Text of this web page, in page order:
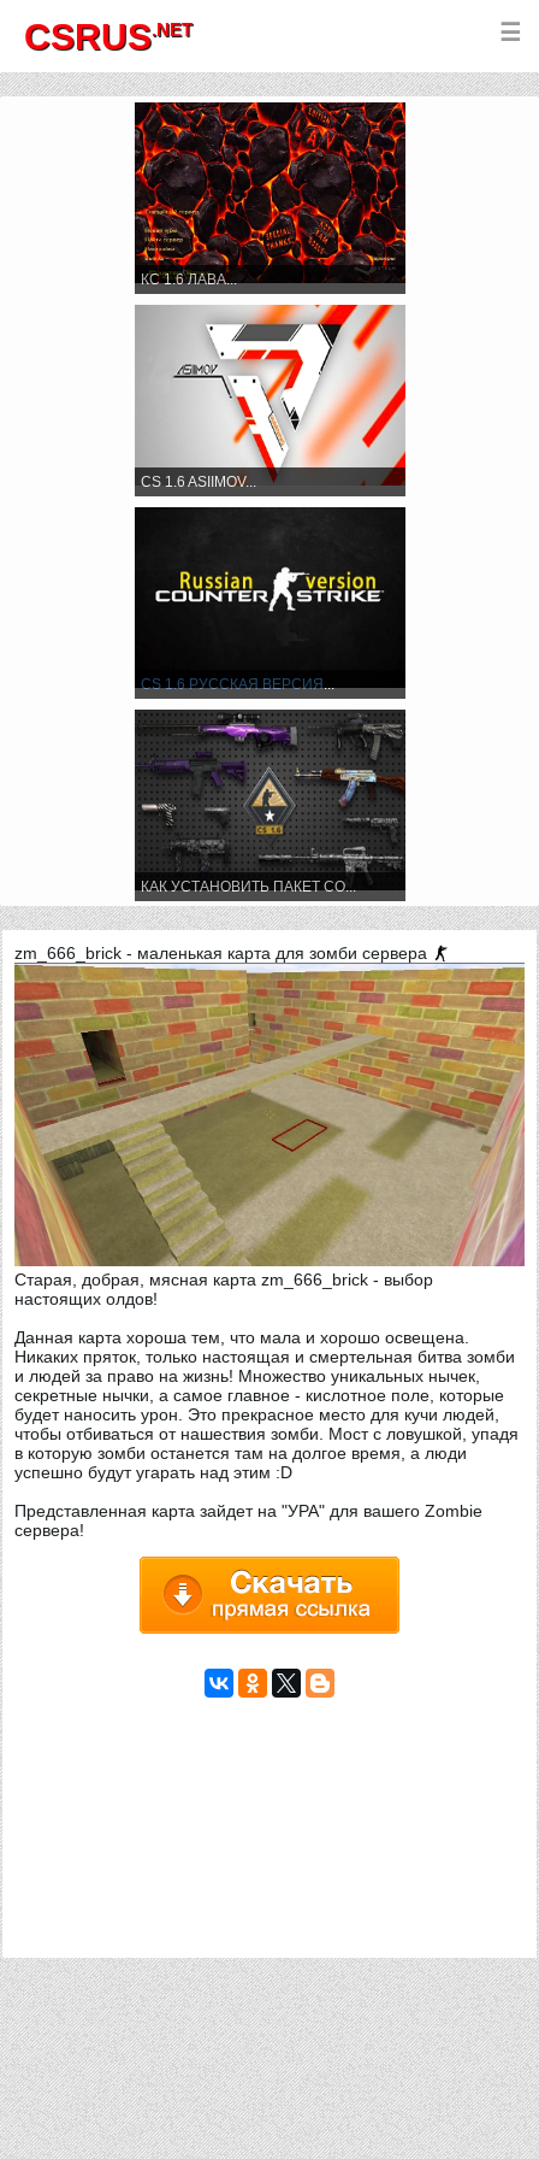
CSRUS.NET ☰
КС 1.6 ЛАВА...
CS 1.6 ASIIMOV...
CS 1.6РУССКАЯ ВЕРСИЯ...
КАК УСТАНОВИТЬ ПАКЕТ СО...
zm_666_brick - маленькая карта для зомби сервера
Старая, добрая, мясная карта zm_666_brick - выбор
настоящих олдов!
Данная карта хороша тем, что мала и хорошо освещена.
Никаких пряток, только настоящая и смертельная битва зомби
и людей за право на жизнь! Множество уникальных нычек,
секретные нычки, а самое главное - кислотное поле, которые
будет наносить урон. Это прекрасное место для кучи людей,
чтобы отбиваться от нашествия зомби. Мост с ловушкой, упадя
в которую зомби останется там на долгое время, а люди
успешно будут угарать над этим :D
Представленная карта зайдет на "УРА" для вашего Zombie
сервера!